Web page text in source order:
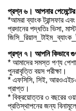
প্রশ্ন ৬। আপনার পেমেন্টের
*আমরা ব্যাংক ট্রান্সফার
প্রদানের পদ্ধতিঃ ভিসা,
প্রশ্ন ৭। আপনি কিভাবে
* আমাদের সমস্ত পণ্য
পুনরাবৃত্তি বয়স পরীক্ষা।
* এফসিসি, সিই,
প্রাপ্ত।
* বিক্রয়োত্তর ৩ বছরের
প্রতিস্থাপনের জন্য